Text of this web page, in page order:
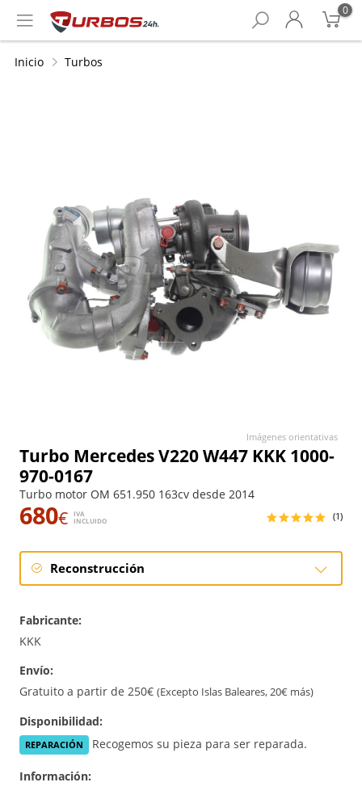
0
Inicio Turbos
Turbo Mercedes V220 W447 KKK 1000-
970-0167
Turbo motor OM 651.950 163cv desde 2014
680€
IVA
INCLUIDO
(1)
Reconstrucción
Fabricante:
KKK
Envío:
Gratuito a partir de 250€ (Excepto Islas Baleares, 20€ más)
Disponibilidad:
REPARACIÓN Recogemos su pieza para ser reparada.
Información:
Imágenes orientativas